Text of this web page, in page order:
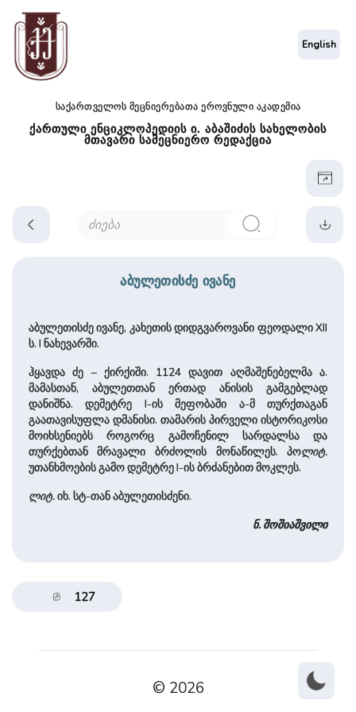
საქართველოს მეცნიერებათა ეროვნული აკადემია
ქართული ენციკლოპედიის ი. აბაშიძის სახელობის
მთავარი სამეცნიერო რედაქცია
English
აბულეთისძე ივანე
აბულეთისძე ივანე, კახეთის დიდგვაროვანი ფეოდალი XII
ს. I ნახევარში.
ჰყავდა ძე – ქირქიში. 1124 დავით აღმაშენებელმა ა.
მამასთან, აბულეთთან ერთად ანისის გამგებლად
დანიშნა. დემეტრე I-ის მეფობაში ა-მ თურქთაგან
გაათავისუფლა დმანისი. თამარის პირველი ისტორიკოსი
მოიხსენიებს როგორც გამოჩენილ სარდალსა და
თურქებთან მრავალი ბრძოლის მონაწილეს. პოლიტ.
უთანხმოების გამო დემეტრე I-ის ბრძანებით მოკლეს.
ლიტ.იხ. სტ-თან აბულეთისძენი.
ნ. შოშიაშვილი
127
© 2026